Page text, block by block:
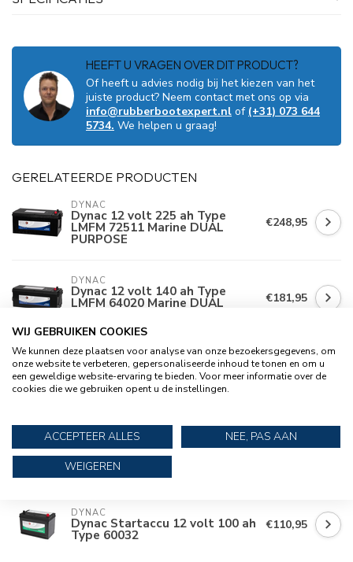
HEEFT U VRAGEN OVER DIT PRODUCT?
Of heeft u advies nodig bij het kiezen van het
juiste product? Neem contact met ons op via
info@rubberbootexpert.nl of (+31) 073 644
5734. We helpen u graag!
GERELATEERDE PRODUCTEN
DYNAC
Dynac 12 volt 225 ah Type
LMFM 72511 Marine DUAL
PURPOSE
€248,95
DYNAC
Dynac 12 volt 140 ah Type
LMFM 64020 Marine DUAL €181,95
DYNAC
Dynac 12 volt 180 ah Type
LMFM 68034 Marine DUAL
PURPOSE
€215,95
DYNAC
Dynac 12 volt 120 ah Type
LMFM 62034 Marine DUAL
PURPOSE
€170,95
DYNAC
Dynac Startaccu 12 volt 100 ah
Type 60032
€110,95
WIJ GEBRUIKEN COOKIES
We kunnen deze plaatsen voor analyse van onze bezoekersgegevens, om
onze website te verbeteren, gepersonaliseerde inhoud te tonen en om u
een geweldige website-ervaring te bieden. Voor meer informatie over de
cookies die we gebruiken opent u de instellingen.
ACCEPTEER ALLES
NEE, PAS AAN
WEIGEREN